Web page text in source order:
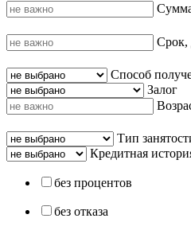
Срок,
Способ
Залог
Тип
Кредитная
без процентов
без отказа